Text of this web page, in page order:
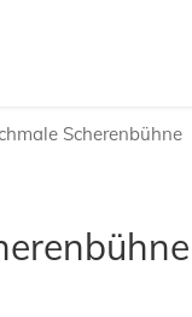
Scherenbühne